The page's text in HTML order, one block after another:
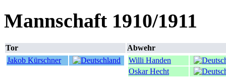
Mannschaft 1910/1911
Tor
Abwehr
Jakob Kürschner
Willi Handen
Oskar Hecht